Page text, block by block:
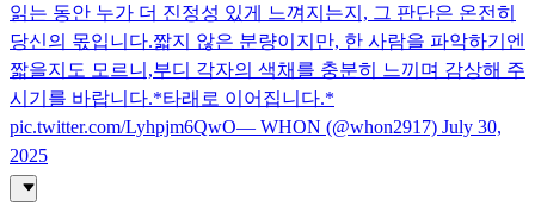
읽는 동안 누가 더 진정성 있게 느껴지는지, 그 판단은 온전히
당신의 몫입니다.짧지 않은 분량이지만, 한 사람을 파악하기엔
짧을지도 모르니,부디 각자의 색채를 충분히 느끼며 감상해 주
시기를 바랍니다.*타래로 이어집니다.*
pic.twitter.com/Lyhpjm6QwO— WHON (@whon2917) July 30,
2025